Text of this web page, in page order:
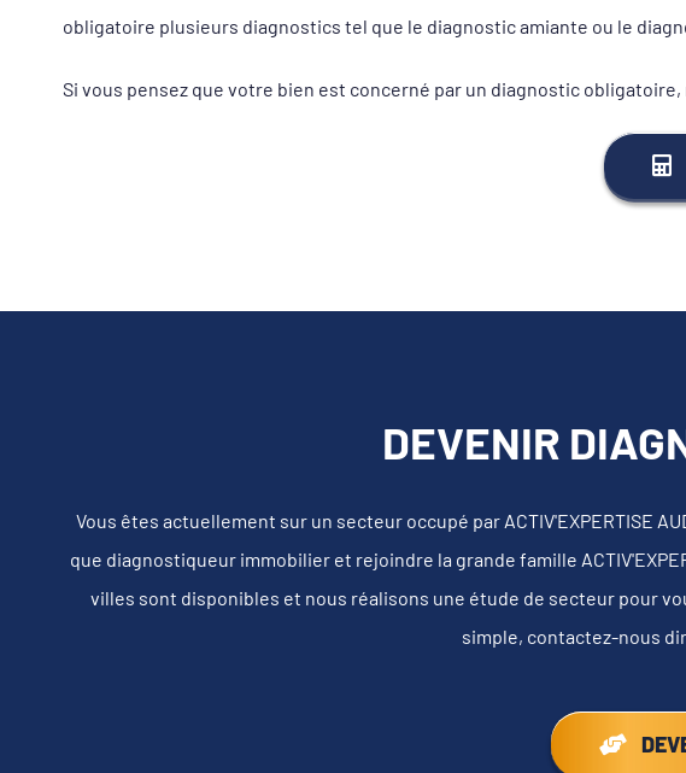
obligatoire plusieurs diagnostics tel que le diagnostic amiante ou le
Si vous pensez que votre bien est concerné par un diagnostic obligatoire,
DEVENIR
Vous êtes actuellement sur un secteur occupé par ACTIV'EXPERTISE
que diagnostiqueur immobilier et rejoindre la grande famille
villes sont disponibles et nous réalisons une étude de secteur pour
simple, contactez-nous